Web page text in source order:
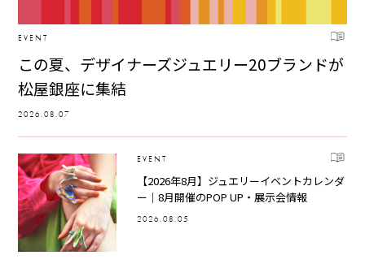
EVENT
この夏、デザイナーズジュエリー20ブランドが
松屋銀座に集結
2026.08.07
EVENT
【2026年8月】ジュエリーイベントカレンダ
ー｜8月開催のPOP UP・展示会情報
2026.08.05